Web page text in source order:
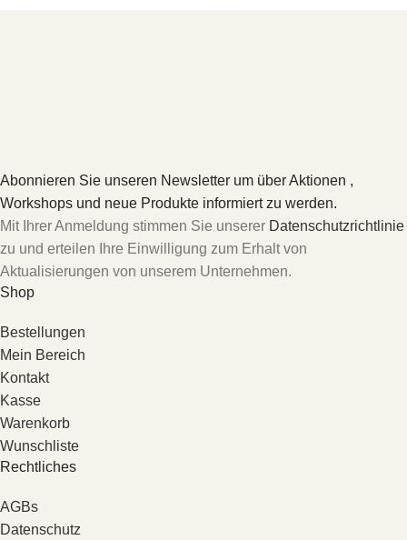
Abonnieren Sie unseren Newsletter um über Aktionen ,
Workshops und neue Produkte informiert zu werden.
Mit Ihrer Anmeldung stimmen Sie unserer Datenschutzrichtlinie
zu und erteilen Ihre Einwilligung zum Erhalt von
Aktualisierungen von unserem Unternehmen.
Shop
Bestellungen
Mein Bereich
Kontakt
Kasse
Warenkorb
Wunschliste
Rechtliches
AGBs
Datenschutz